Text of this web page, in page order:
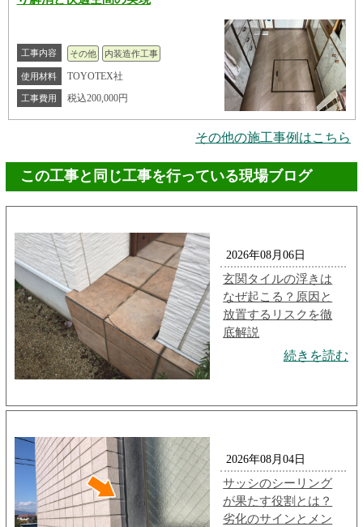
工事内容 その他 内装造作工事
使用材料 TOYOTEX社
工事費用 税込200,000円
その他の施工事例はこちら
この工事と同じ工事を行っている現場ブログ
2026年08月06日
玄関タイルの浮きは
なぜ起こる？原因と
放置するリスクを徹
底解説
続きを読む
2026年08月04日
サッシのシーリング
が果たす役割とは？
劣化のサインとメン